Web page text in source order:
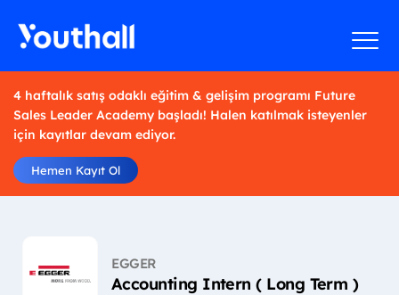
4 haftalık satış odaklı eğitim & gelişim programı Future
Sales Leader Academy başladı! Halen katılmak isteyenler
için kayıtlar devam ediyor.
Hemen Kayıt Ol
EGGER
Accounting Intern ( Long Term )